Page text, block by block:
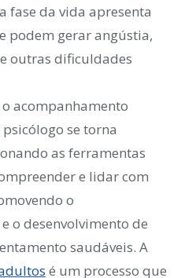
fase da vida apresenta
podem gerar angústia,
outras dificuldades
acompanhamento
se torna
as ferramentas
e lidar com
o
o desenvolvimento de
saudáveis. A
é um processo que